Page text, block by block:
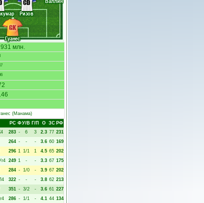
Гуанес
Ризов
GK
CD
931 млн.
(Манама)
РC ФУ/В Г/П О ЗС РФ
283 - 6 3 2.3 77 231
264 - - - 3.6 60 169
296 1 1/1 1 4.5 65 202
249 1 - - 3.3 67 175
284 - 1/0 - 3.9 67 202
322 - - - 3.8 62 213
351 - 3/2 - 3.6 61 227
286 - 1/1 - 4.1 44 134